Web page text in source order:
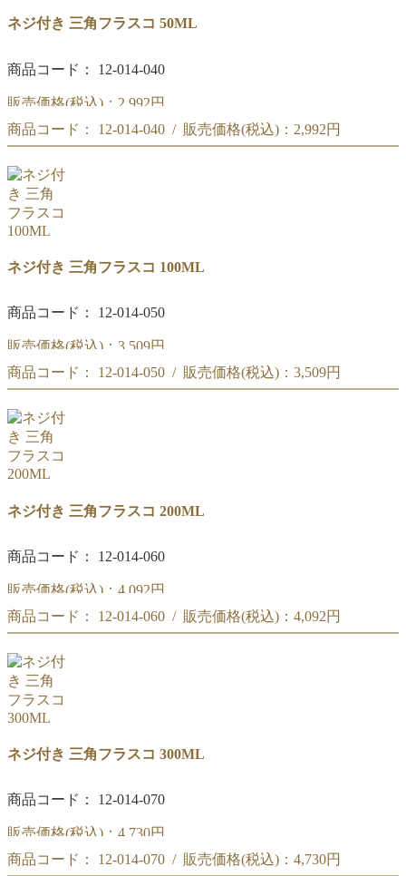
ネジ付き 三角フラスコ 50ML
商品コード： 12-014-040
販売価格(税込)： 2,992円
ネジ付き 三角フラスコ 50ML
商品コード： 12-014-040 / 販売価格(税込)： 2,992円
ネジ付き 三角フラスコ 50ML
ネジ付き 三角フラスコ 100ML
商品コード： 12-014-050
販売価格(税込)： 3,509円
ネジ付き 三角フラスコ 100ML
商品コード： 12-014-050 / 販売価格(税込)： 3,509円
ネジ付き 三角フラスコ 100ML
ネジ付き 三角フラスコ 200ML
商品コード： 12-014-060
販売価格(税込)： 4,092円
ネジ付き 三角フラスコ 200ML
商品コード： 12-014-060 / 販売価格(税込)： 4,092円
ネジ付き 三角フラスコ 200ML
ネジ付き 三角フラスコ 300ML
商品コード： 12-014-070
販売価格(税込)： 4,730円
ネジ付き 三角フラスコ 300ML
商品コード： 12-014-070 / 販売価格(税込)： 4,730円